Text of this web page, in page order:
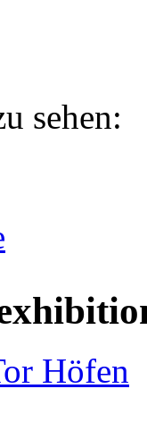
sehen:
Höfen